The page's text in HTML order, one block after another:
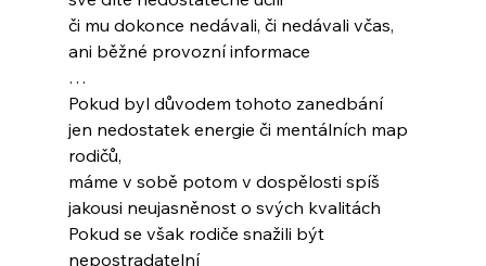
či mu dokonce nedávali, či nedávali včas,
ani běžné provozní informace
…
Pokud byl důvodem tohoto zanedbání
jen nedostatek energie či mentálních map
rodičů,
máme v sobě potom v dospělosti spíš
jakousi neujasněnost o svých kvalitách
Pokud se však rodiče snažili být
nepostradatelní